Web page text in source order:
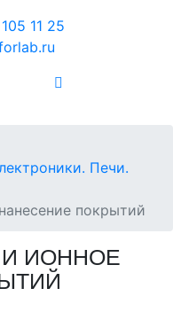
11 25
Печи.
покрытий
И ИОННОЕ